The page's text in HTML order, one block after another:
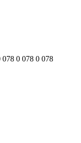
078 0 078 0 078